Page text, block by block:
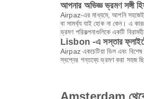
আপনার অভিজ্ঞ ভ্রমণ সঙ্গী
Airpaz-এর মাধ্যমে, আপনি সহজেই
বা সামর্থ্য যাই হোক না কেন। এ
ভ্রমণ পরিকল্পনাগুলিকে একটি
Lisbon -এ সস্তার
Airpaz একচেটিয়া ডিল এবং
স্বপ্নের গন্তব্যে ভ্রমণ করা সহজ
Amsterdam থেকে